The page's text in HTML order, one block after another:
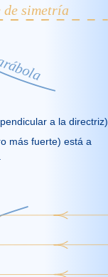
a la directriz)
más fuerte) está a